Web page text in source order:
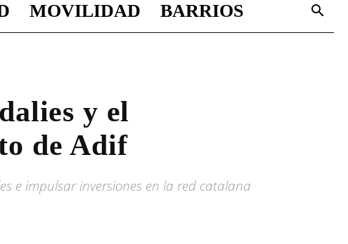
MOVILIDAD BARRIOS
y el
de Adif
e impulsar inversiones en la red catalana